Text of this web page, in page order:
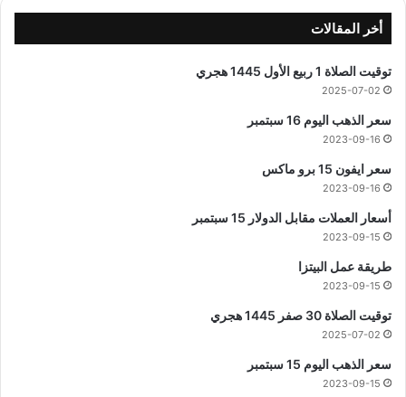
أخر المقالات
توقيت الصلاة 1 ربيع الأول 1445 هجري
2025-07-02
سعر الذهب اليوم 16 سبتمبر
2023-09-16
سعر ايفون 15 برو ماكس
2023-09-16
أسعار العملات مقابل الدولار 15 سبتمبر
2023-09-15
طريقة عمل البيتزا
2023-09-15
توقيت الصلاة 30 صفر 1445 هجري
2025-07-02
سعر الذهب اليوم 15 سبتمبر
2023-09-15